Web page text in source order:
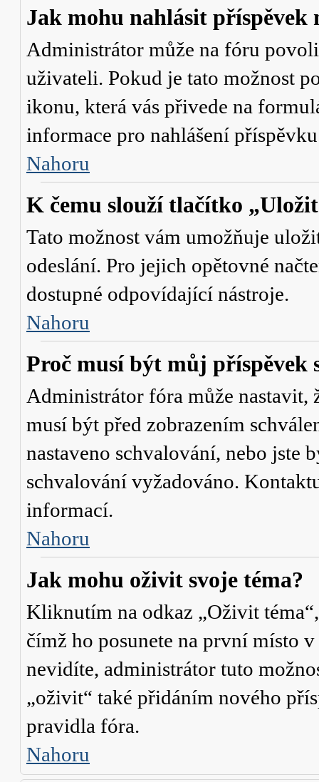
Jak mohu nahlásit příspěvek
Administrátor může na fóru
uživateli. Pokud je tato možnost
ikonu, která vás přivede na
informace pro nahlášení
Nahoru
K čemu slouží tlačítko
Tato možnost vám umožňuje
odeslání. Pro jejich opětovné
dostupné odpovídající nástroje.
Nahoru
Proč musí být můj příspěvek
Administrátor fóra může nastavit,
musí být před zobrazením
nastaveno schvalování, nebo jste
schvalování vyžadováno.
informací.
Nahoru
Jak mohu oživit svoje téma?
Kliknutím na odkaz „Oživit
čímž ho posunete na první místo
nevidíte, administrátor tuto
„oživit“ také přidáním nového
pravidla fóra.
Nahoru